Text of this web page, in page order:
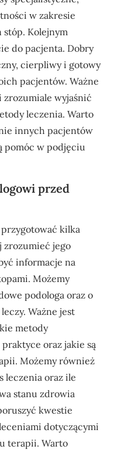
w zakresie
stóp. Kolejnym
do pacjenta. Dobry
cierpliwy i gotowy
pacjentów. Ważne
zrozumiale wyjaśnić
leczenia. Warto
innych pacjentów
pomóc w podjęciu
przed
kilka
zrozumieć jego
informacje na
Możemy
podologa oraz o
Ważne jest
metody
oraz jakie są
Możemy również
leczenia oraz ile
stanu zdrowia
kwestie
dotyczącymi
terapii. Warto